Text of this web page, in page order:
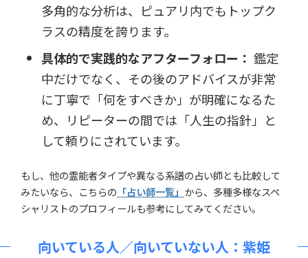
多角的な分析は、ピュアリ内でもトップク
ラスの精度を誇ります。
具体的で実践的なアフターフォロー： 鑑定
中だけでなく、その後のアドバイスが非常
に丁寧で「何をすべきか」が明確になるた
め、リピーターの間では「人生の指針」と
して頼りにされています。
もし、他の霊能者タイプや異なる系譜の占い師とも比較して
みたいなら、こちらの 「占い師一覧」 から、多種多様なスペ
シャリストのプロフィールも参考にしてみてください。
向いている人／向いていない人：紫姫